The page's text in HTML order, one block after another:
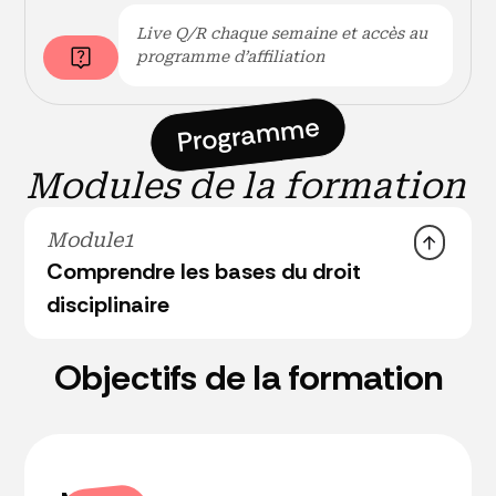
Live Q/R chaque semaine et accès au
programme d’affiliation
Programme
Modules de la formation
Module1
Comprendre les bases du droit
disciplinaire
● Les notions de bases
Objectifs de la formation